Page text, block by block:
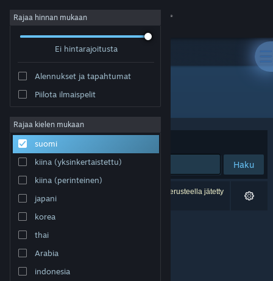
Kirjaudu sisään
Tietoa
Tuki
Vaihda kieli
Hanki Steam-mobiilisovellus
Näytä työpöytäsivusto
Rajaa hinnan mukaan
Ei hintarajoitusta
Alennukset ja tapahtumat
Piilota ilmaispelit
Rajaa kielen mukaan
suomi
kiina (yksinkertaistettu)
kiina (perinteinen)
japani
korea
thai
Arabia
indonesia
Julkaisija: Linked Squad
Järjestelyperuste
Haku
0 tulosta vastaa hakuasi. 5 peliä on asetustesi perusteella jätetty
pois.